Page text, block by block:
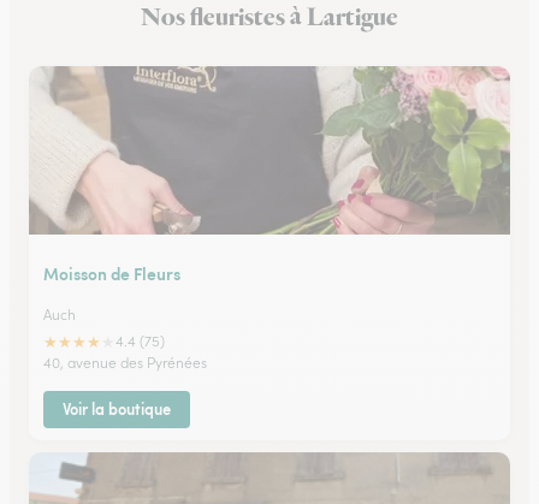
Fleuristes à Saint-Clar
Nos fleuristes à Lartigue
Moisson de Fleurs
Auch
★★★★
4.4 (75)
40, avenue des Pyrénées
Voir la boutique